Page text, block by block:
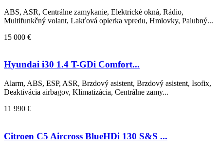
ABS, ASR, Centrálne zamykanie, Elektrické okná, Rádio,
Multifunkčný volant, Lakťová opierka vpredu, Hmlovky, Palubný...
15 000 €
Hyundai i30 1.4 T-GDi Comfort...
Alarm, ABS, ESP, ASR, Brzdový asistent, Brzdový asistent, Isofix,
Deaktivácia airbagov, Klimatizácia, Centrálne zamy...
11 990 €
Citroen C5 Aircross BlueHDi 130 S&S ...